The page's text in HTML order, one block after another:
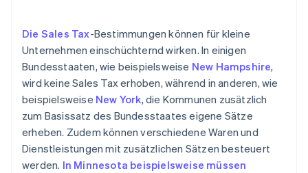
Nutzererfahrung
Einbindung in bestehende Unternehmenssysteme
Skalierbarkeit und Zukunftssicherheit
Sicherheit und Datenschutz
Kostenüberlegungen und ROI
Die Sales Tax-Bestimmungen können für kleine
Unternehmen einschüchternd wirken. In einigen
Bundesstaaten, wie beispielsweise New Hampshire,
wird keine Sales Tax erhoben, während in anderen, wie
beispielsweise New York, die Kommunen zusätzlich
zum Basissatz des Bundesstaates eigene Sätze
erheben. Zudem können verschiedene Waren und
Dienstleistungen mit zusätzlichen Sätzen besteuert
werden. In Minnesota beispielsweise müssen